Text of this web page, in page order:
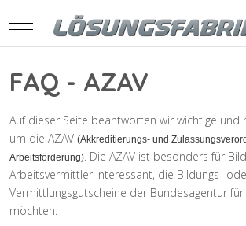
Mobile Menu Toggle
FAQ - AZAV
Auf dieser Seite beantworten wir wichtige und
um die AZAV (Akkreditierungs- und
Arbeitsförderung) . Die AZAV ist besonders für
Arbeitsvermittler interessant, die Bildungs-
Vermittlungsgutscheine der Bundesagentur
möchten.